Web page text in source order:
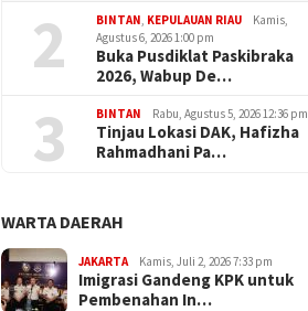
2 BINTAN KEPULAUAN RIAU
Kamis,
Agustus 6, 2026 1:00 pm
Buka Pusdiklat Paskibraka
2026, Wabup De…
3 BINTAN Rabu, Agustus 5, 2026 12:36 pm
Tinjau Lokasi DAK, Hafizha
Rahmadhani Pa…
WARTA DAERAH
JAKARTA Kamis, Juli 2, 2026 7:33 pm
Imigrasi Gandeng KPK untuk
Pembenahan In…